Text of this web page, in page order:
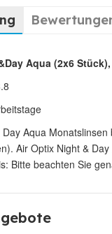
Aqua (2x6
Aqua
Air Optix Night &
Bitte beachten Sie